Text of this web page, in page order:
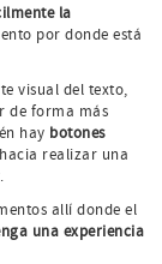
la
por donde está
visual del texto,
de forma más
hay botones
realizar una
allí donde el
una experiencia